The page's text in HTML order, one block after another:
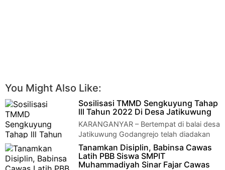
You Might Also Like:
Sosilisasi TMMD Sengkuyung Tahap
lll Tahun 2022 Di Desa Jatikuwung
KARANGANYAR – Bertempat di balai desa
Jatikuwung Godangrejo telah diadakan
Sosialisasi TMMD Sengkuyung tahap III tahun 2…
Tanamkan Disiplin, Babinsa Cawas
Latih PBB Siswa SMPIT
Muhammadiyah Sinar Fajar Cawas